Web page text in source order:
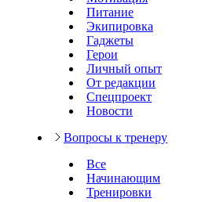
Питание
Экипировка
Гаджеты
Герои
Личный опыт
От редакции
Спецпроект
Новости
Вопросы к тренеру
Все
Начинающим
Тренировки